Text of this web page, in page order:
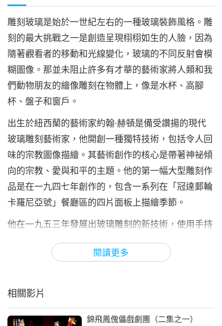
閱讀更多
雕刻玻璃是始於一世紀左右的一種玻璃裝飾風格。雕
刻的最大挑戰之一是創造呈現栩栩如生的人臉，因為
隨著觀看者的移動和光線變化，玻璃的不同反射會模
糊圖像。那並未阻止許多有才華的藝術家將人類和我
們動物朋友的繪像雕刻在物體上，像是水杯、高腳
杯、盤子和窗戶。
出生於紐西蘭的藝術家約翰·赫頓是備受讚揚的現代
玻璃雕刻藝術家，他開創一種獨特技術，包括令人回
味的宗教圖像描繪。其藝術創作的核心是帶著神祕傾
向的宗教、愛與和平的主題。他的第一幅大型雕刻作
品是在一九四七年創作的，包含一系列在「冠達郵輪
卡羅尼亞號」餐廳區的四片面板上描繪季節。
他在一九五三年發展出玻璃雕刻的新技術，使用手持
式軟軸砂輪機。在一九五○年代中期，約翰開始著手
於他廣為人知的代表作或傑作，標題為：《聖人與天
的西側入口。此巨型的藝術創作七十英呎高（廿一·
六十六位超越生命的聖徒與天使的玻璃雕刻人物，耗
相關影片
錦飛鳳傀儡戲劇團（二集之一）